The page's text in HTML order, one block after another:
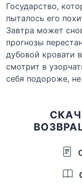
Государство,
пыталось его
Завтра может
прогнозы
дубовой кровати
смотрит в
себя подороже,